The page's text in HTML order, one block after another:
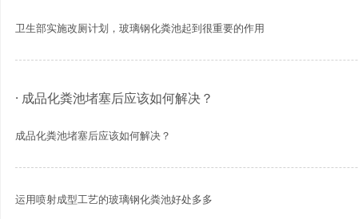
卫生部实施改厕计划，玻璃钢化粪池起到很重要的作用
· 成品化粪池堵塞后应该如何解决？
成品化粪池堵塞后应该如何解决？
运用喷射成型工艺的玻璃钢化粪池好处多多